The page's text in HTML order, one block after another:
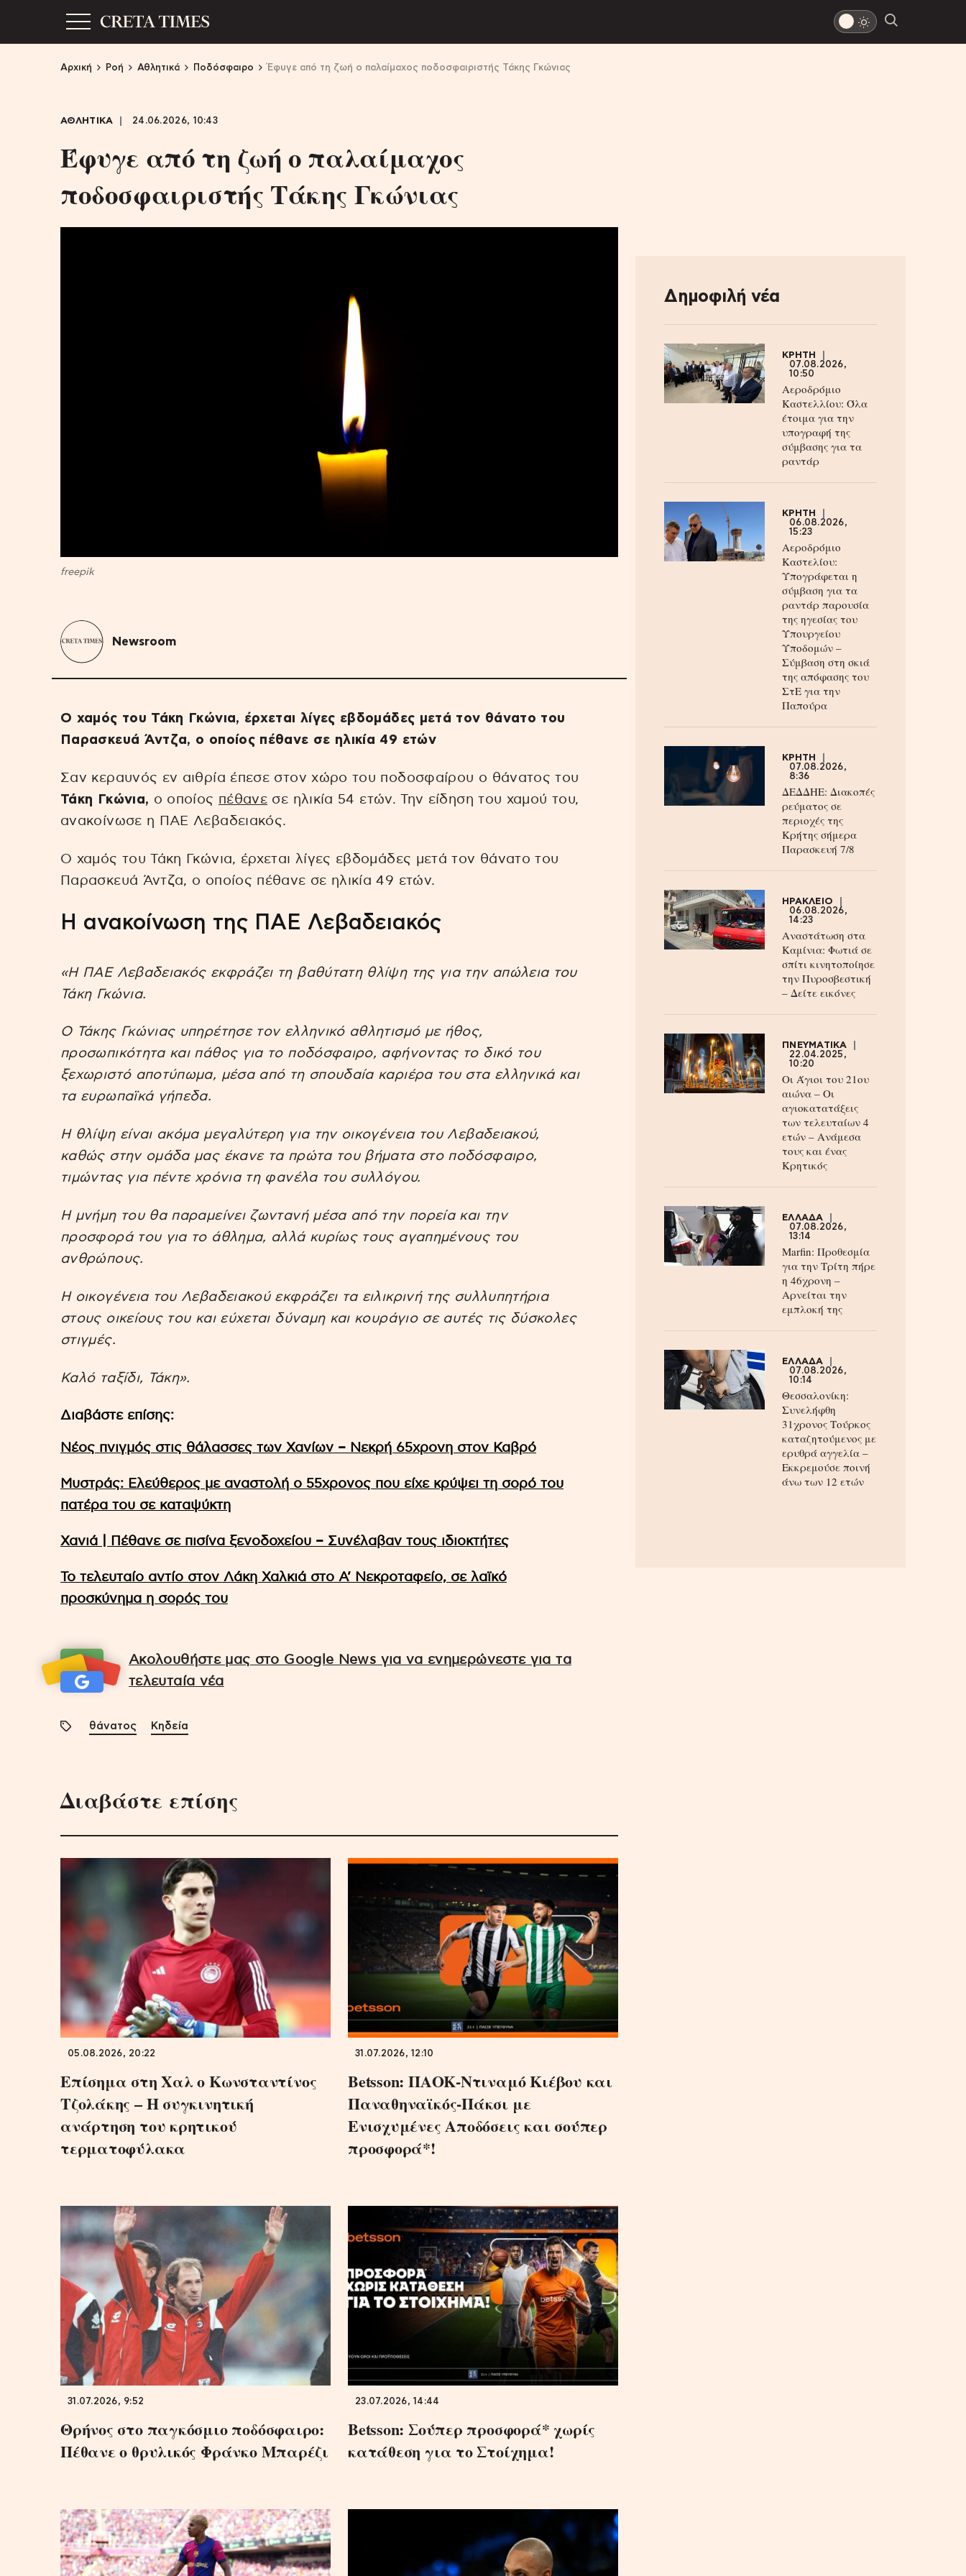
Αρχική Ροή Αθλητικά Ποδόσφαιρο Έφυγε από τη ζωή ο παλαίμαχος ποδοσφαιριστής Τάκης Γκώνιας
ΑΘΛΗΤΙΚΑ 24.06.2026, 10:43
Έφυγε από τη ζωή ο παλαίμαχος
ποδοσφαιριστής Τάκης Γκώνιας
freepik
Newsroom
Ο χαμός του Τάκη Γκώνια, έρχεται λίγες εβδομάδες μετά τον θάνατο του
Παρασκευά Άντζα, ο οποίος πέθανε σε ηλικία 49 ετών
Σαν κεραυνός εν αιθρία έπεσε στον χώρο του ποδοσφαίρου ο θάνατος του
Τάκη Γκώνια, ο οποίος πέθανε σε ηλικία 54 ετών. Την είδηση του χαμού του,
ανακοίνωσε η ΠΑΕ Λεβαδειακός.
Ο χαμός του Τάκη Γκώνια, έρχεται λίγες εβδομάδες μετά τον θάνατο του
Παρασκευά Άντζα, ο οποίος πέθανε σε ηλικία 49 ετών.
Η ανακοίνωση της ΠΑΕ Λεβαδειακός
«Η ΠΑΕ Λεβαδειακός εκφράζει τη βαθύτατη θλίψη της για την απώλεια του
Τάκη Γκώνια.
Ο Τάκης Γκώνιας υπηρέτησε τον ελληνικό αθλητισμό με ήθος,
προσωπικότητα και πάθος για το ποδόσφαιρο, αφήνοντας το δικό του
ξεχωριστό αποτύπωμα, μέσα από τη σπουδαία καριέρα του στα ελληνικά και
τα ευρωπαϊκά γήπεδα.
Η θλίψη είναι ακόμα μεγαλύτερη για την οικογένεια του Λεβαδειακού,
καθώς στην ομάδα μας έκανε τα πρώτα του βήματα στο ποδόσφαιρο,
τιμώντας για πέντε χρόνια τη φανέλα του συλλόγου.
Η μνήμη του θα παραμείνει ζωντανή μέσα από την πορεία και την
προσφορά του για το άθλημα, αλλά κυρίως τους αγαπημένους του
ανθρώπους.
Η οικογένεια του Λεβαδειακού εκφράζει τα ειλικρινή της συλλυπητήρια
στους οικείους του και εύχεται δύναμη και κουράγιο σε αυτές τις δύσκολες
στιγμές.
Καλό ταξίδι, Τάκη».
Διαβάστε επίσης:
Νέος πνιγμός στις θάλασσες των Χανίων – Νεκρή 65χρονη στον Καβρό
Μυστράς: Ελεύθερος με αναστολή ο 55χρονος που είχε κρύψει τη σορό του
πατέρα του σε καταψύκτη
Χανιά | Πέθανε σε πισίνα ξενοδοχείου – Συνέλαβαν τους ιδιοκτήτες
Το τελευταίο αντίο στον Λάκη Χαλκιά στο A’ Νεκροταφείο, σε λαϊκό
προσκύνημα η σορός του
Ακολουθήστε μας στο Google News για να ενημερώνεστε για τα
τελευταία νέα
θάνατος Κηδεία
Διαβάστε επίσης
05.08.2026, 20:22
Επίσημα στη Χαλ ο Κωνσταντίνος
Τζολάκης – Η συγκινητική
ανάρτηση του κρητικού
τερματοφύλακα
31.07.2026, 12:10
Betsson: ΠΑΟΚ-Ντιναμό Κιέβου και
Παναθηναϊκός-Πάκσι με
Ενισχυμένες Αποδόσεις και σούπερ
προσφορά*!
31.07.2026, 9:52
Θρήνος στο παγκόσμιο ποδόσφαιρο:
Πέθανε ο θρυλικός Φράνκο Μπαρέζι
23.07.2026, 14:44
Betsson: Σούπερ προσφορά* χωρίς
κατάθεση για το Στοίχημα!
Δημοφιλή νέα
ΚΡΗΤΗ
07.08.2026,
10:50
Αεροδρόμιο
Καστελλίου: Όλα
έτοιμα για την
υπογραφή της
σύμβασης για τα
ραντάρ
ΚΡΗΤΗ
06.08.2026,
15:23
Αεροδρόμιο
Καστελίου:
Υπογράφεται η
σύμβαση για τα
ραντάρ παρουσία
της ηγεσίας του
Υπουργείου
Υποδομών –
Σύμβαση στη σκιά
της απόφασης του
ΣτΕ για την
Παπούρα
ΚΡΗΤΗ
07.08.2026,
8:36
ΔΕΔΔΗΕ: Διακοπές
ρεύματος σε
περιοχές της
Κρήτης σήμερα
Παρασκευή 7/8
ΗΡΑΚΛΕΙΟ
06.08.2026,
14:23
Αναστάτωση στα
Καμίνια: Φωτιά σε
σπίτι κινητοποίησε
την Πυροσβεστική
– Δείτε εικόνες
ΠΝΕΥΜΑΤΙΚΑ
22.04.2025,
10:20
Οι Άγιοι του 21ου
αιώνα – Οι
αγιοκατατάξεις
των τελευταίων 4
ετών – Ανάμεσα
τους και ένας
Κρητικός
ΕΛΛΑΔΑ
07.08.2026,
13:14
Marfin: Προθεσμία
για την Τρίτη πήρε
η 46χρονη –
Aρνείται την
εμπλοκή της
ΕΛΛΑΔΑ
07.08.2026,
10:14
Θεσσαλονίκη:
Συνελήφθη
31χρονος Τούρκος
καταζητούμενος με
ερυθρά αγγελία –
Εκκρεμούσε ποινή
άνω των 12 ετών